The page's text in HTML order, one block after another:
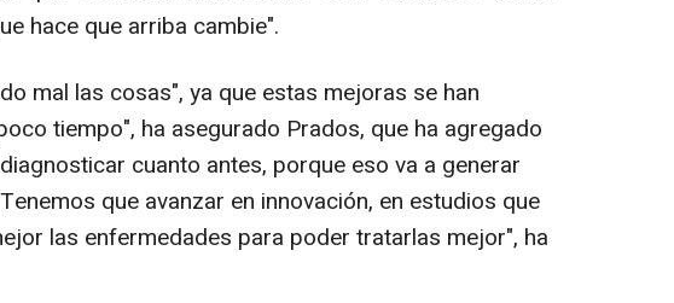
hace que arriba cambie".
mal las cosas", ya que estas mejoras se han
tiempo", ha asegurado Prados, que ha agregado
cuanto antes, porque eso va a generar
que avanzar en innovación, en estudios que
las enfermedades para poder tratarlas mejor", ha